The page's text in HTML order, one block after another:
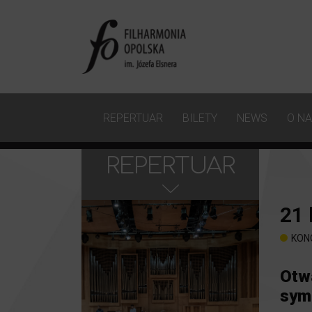
REPERTUAR BILETY NEWS O
REPERTUAR
21